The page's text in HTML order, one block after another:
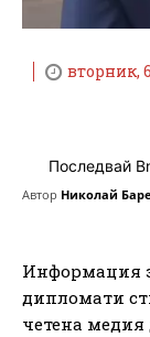
вторник,
Последвай
Автор Николай
Информация
дипломати
четена медия